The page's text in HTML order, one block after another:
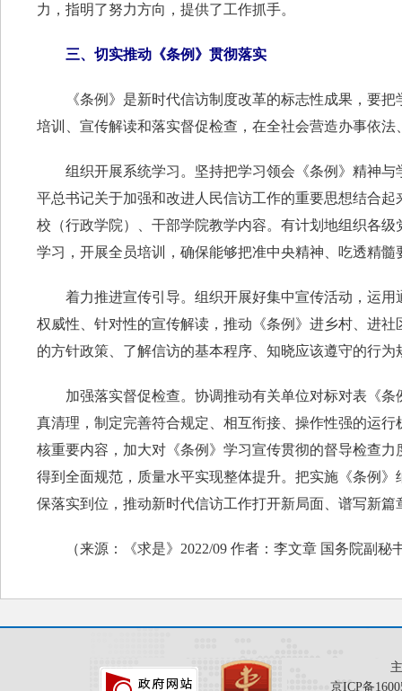
力，指明了努力方向，提供了工作抓手。
三、切实推动《条例》贯彻落实
《条例》是新时代信访制度改革的标志性成果，要把
培训、宣传解读和落实督促检查，在全社会营造办事依
组织开展系统学习。坚持把学习领会《条例》精神与
平总书记关于加强和改进人民信访工作的重要思想结合
校（行政学院）、干部学院教学内容。有计划地组织各
学习，开展全员培训，确保能够把准中央精神、吃透精
着力推进宣传引导。组织开展好集中宣传活动，运用
权威性、针对性的宣传解读，推动《条例》进乡村、进
的方针政策、了解信访的基本程序、知晓应该遵守的行
加强落实督促检查。协调推动有关单位对标对表《条
真清理，制定完善符合规定、相互衔接、操作性强的运
核重要内容，加大对《条例》学习宣传贯彻的督导检查
得到全面规范，质量水平实现整体提升。把实施《条例
保落实到位，推动新时代信访工作打开新局面、谱写新篇
（来源：《求是》2022/09 作者：李文章 国务院副秘
京ICP备